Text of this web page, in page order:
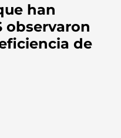
han
observaron
de